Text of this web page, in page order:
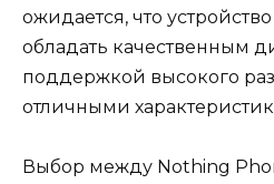
ожидается, что
обладать качественным
поддержкой высокого
отличными
Выбор между Nothing